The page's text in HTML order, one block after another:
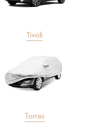
Tivoli
Torres